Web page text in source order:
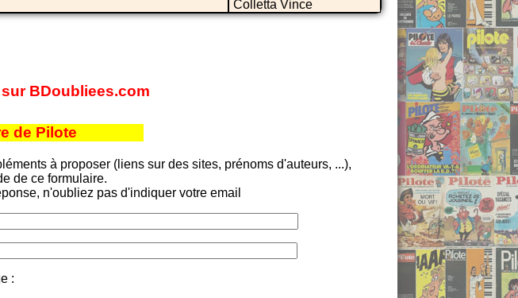
Colletta Vince
BDoubliees.com
de Pilote
à proposer (liens sur des sites, prénoms d'auteurs, ...),
de ce formulaire.
n'oubliez pas d'indiquer votre email
: